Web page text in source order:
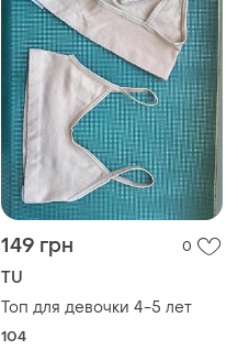
149 грн 0
TU
Топ для девочки 4-5 лет
104